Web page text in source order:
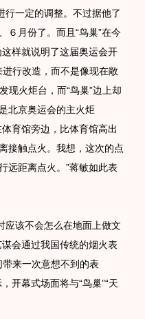
行一定的调整。不过据他了
６月份了。而且“鸟巢”在今
样就说明了这届奥运会开
进行改造，而不是像现在敞
现火炬台，而“鸟巢”边上却
北京奥运会的主火炬
育馆旁边，比体育馆高出
接触点火。我想，这次的点
远距离点火。”蒋敏如此表
该不会怎么在地面上做文
会通过我国传统的烟火表
带来一次意想不到的表
开幕式场面将与“鸟巢”“天